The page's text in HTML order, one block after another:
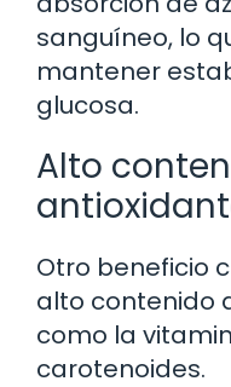
sanguíneo, lo
mantener
glucosa.
Alto
Otro beneficio
alto contenido
como la
carotenoides.